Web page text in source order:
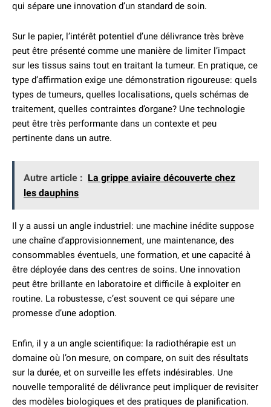
qui sépare une innovation d’un standard de soin.
Sur le papier, l’intérêt potentiel d’une délivrance très brève
peut être présenté comme une manière de limiter l’impact
sur les tissus sains tout en traitant la tumeur. En pratique, ce
type d’affirmation exige une démonstration rigoureuse: quels
types de tumeurs, quelles localisations, quels schémas de
traitement, quelles contraintes d’organe? Une technologie
peut être très performante dans un contexte et peu
pertinente dans un autre.
Autre article : La grippe aviaire découverte chez
les dauphins
Il y a aussi un angle industriel: une machine inédite suppose
une chaîne d’approvisionnement, une maintenance, des
consommables éventuels, une formation, et une capacité à
être déployée dans des centres de soins. Une innovation
peut être brillante en laboratoire et difficile à exploiter en
routine. La robustesse, c’est souvent ce qui sépare une
promesse d’une adoption.
Enfin, il y a un angle scientifique: la radiothérapie est un
domaine où l’on mesure, on compare, on suit des résultats
sur la durée, et on surveille les effets indésirables. Une
nouvelle temporalité de délivrance peut impliquer de revisiter
des modèles biologiques et des pratiques de planification.